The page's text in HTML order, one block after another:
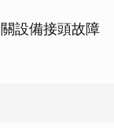
設備接頭故障